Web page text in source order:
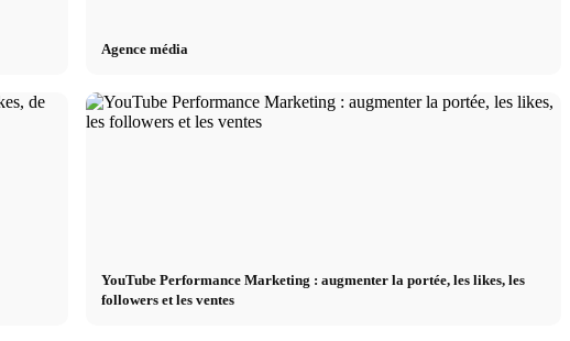
Agence média
YouTube Performance Marketing : augmenter la portée, les likes, les
followers et les ventes